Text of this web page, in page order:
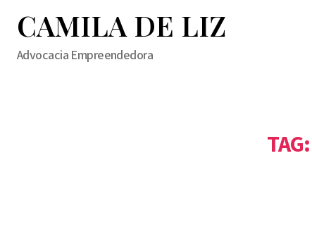
CAMILA DE LIZ
Advocacia Empreendedora
TAG: